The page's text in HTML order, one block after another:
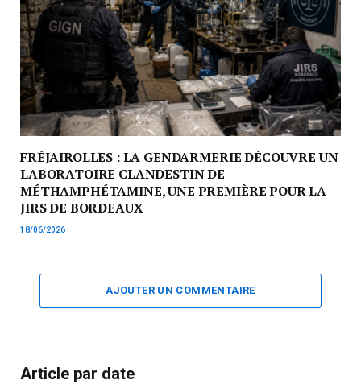
FRÉJAIROLLES : LA GENDARMERIE DÉCOUVRE UN
LABORATOIRE CLANDESTIN DE
MÉTHAMPHÉTAMINE, UNE PREMIÈRE POUR LA
JIRS DE BORDEAUX
18/06/2026
AJOUTER UN COMMENTAIRE
Article par date